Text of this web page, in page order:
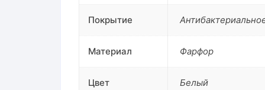
Покрытие
Материал Фарфор
Цвет Белый